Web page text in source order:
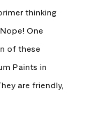
thinking
One
of these
Paints in
are friendly,